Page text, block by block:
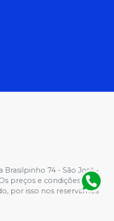
Brasilpinho 74 - São José -
preços e condições da
por isso nos reservamos